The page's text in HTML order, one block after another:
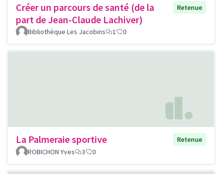
Créer un parcours de santé (de la
part de Jean-Claude Lachiver)
Retenue
Bibliothèque Les Jacobins 1 0
La Palmeraie sportive
Retenue
ROBICHON Yves
3 0